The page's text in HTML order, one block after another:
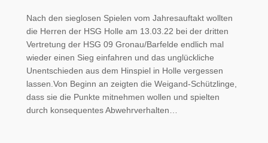
Nach den sieglosen Spielen vom Jahresauftakt wollten
die Herren der HSG Holle am 13.03.22 bei der dritten
Vertretung der HSG 09 Gronau/Barfelde endlich mal
wieder einen Sieg einfahren und das unglückliche
Unentschieden aus dem Hinspiel in Holle vergessen
lassen.Von Beginn an zeigten die Weigand-Schützlinge,
dass sie die Punkte mitnehmen wollen und spielten
durch konsequentes Abwehrverhalten…